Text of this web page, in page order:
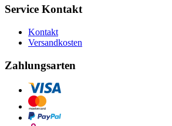
Service Kontakt
Kontakt
Versandkosten
Zahlungsarten